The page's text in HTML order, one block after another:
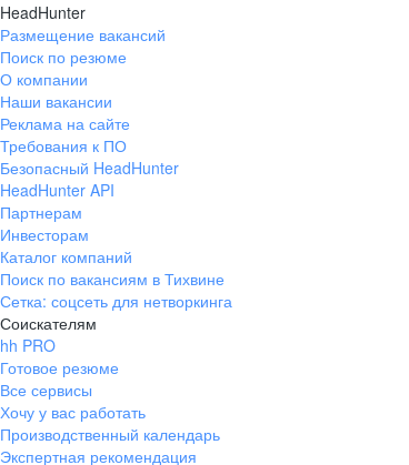
HeadHunter
Размещение вакансий
Поиск по резюме
О компании
Наши вакансии
Реклама на сайте
Требования к ПО
Безопасный HeadHunter
HeadHunter API
Партнерам
Инвесторам
Каталог компаний
Поиск по вакансиям в Тихвине
Сетка: соцсеть для нетворкинга
Соискателям
hh PRO
Готовое резюме
Все сервисы
Хочу у вас работать
Производственный календарь
Экспертная рекомендация